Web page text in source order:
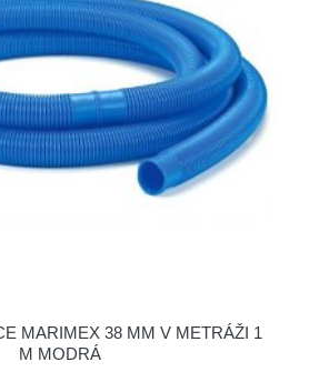
MARIMEX 38 MM V METRÁŽI 1
M MODRÁ